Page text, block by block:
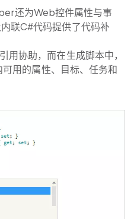
还为Web控件属性与事
联C#代码提供了代码补
用协助，而在生成脚本中，
用的属性、目标、任务和